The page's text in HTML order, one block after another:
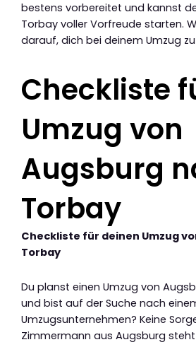
bestens vorbereitet und kannst
Torbay voller Vorfreude starten.
darauf, dich bei deinem Umzug
Checkliste
Umzug von
Augsburg
Torbay
Checkliste für deinen Umzug
Torbay
Du planst einen Umzug von
und bist auf der Suche nach
Umzugsunternehmen? Keine
Zimmermann aus Augsburg